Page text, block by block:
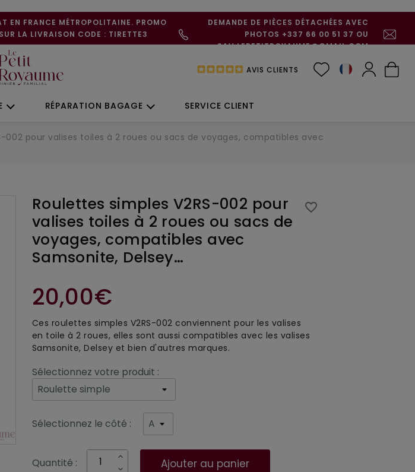
EN FRANCE MÉTROPOLITAINE. PROMO
LA LIVRAISON CODE : TIRETTE3
DEMANDE DE PIÈCES DÉTACHÉES AVEC
PHOTOS +337 66 00 51 37 OU
SAV.LEPETITROYAUME@GMAIL.COM
RÉPARATION BAGAGE SERVICE CLIENT
AVIS CLIENTS
002 pour valises toiles à 2 roues ou sacs de voyages, compatibles avec
Roulettes simples V2RS-002 pour
valises toiles à 2 roues ou sacs de
voyages, compatibles avec
Samsonite, Delsey…
20,00€
Ces roulettes simples V2RS-002 conviennent pour les valises
en toile à 2 roues, elles sont aussi compatibles avec les valises
Samsonite, Delsey et bien d'autres marques.
Sélectionnez votre produit :
Sélectionnez le côté :
Quantité : Ajouter au panier
favorite_border